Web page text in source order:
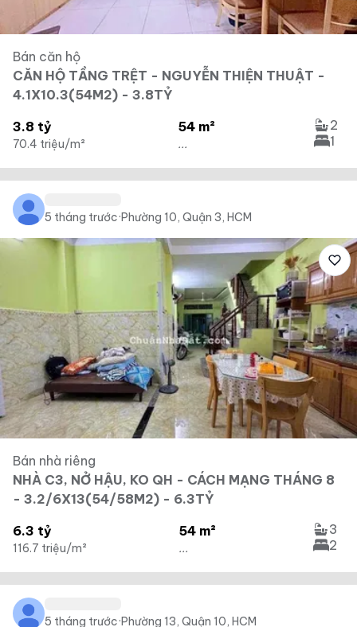
Bán căn hộ
CĂN HỘ TẦNG TRỆT - NGUYỄN THIỆN THUẬT -
4.1X10.3(54M2) - 3.8TỶ
3.8 tỷ
70.4 triệu/m²
54 m²
...
2
1
5 tháng trước·Phường 10, Quận 3, HCM
Bán nhà riêng
NHÀ C3, NỞ HẬU, KO QH - CÁCH MẠNG THÁNG 8
- 3.2/6X13(54/58M2) - 6.3TỶ
6.3 tỷ
116.7 triệu/m²
54 m²
...
3
2
5 tháng trước·Phường 13, Quận 10, HCM